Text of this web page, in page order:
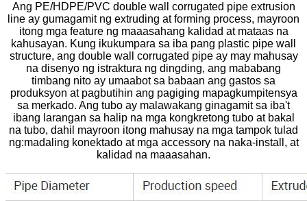
Ang PE/HDPE/PVC double wall corrugated pipe extrusion
line ay gumagamit ng extruding at forming process, mayroon
itong mga feature ng maaasahang kalidad at mataas na
kahusayan. Kung ikukumpara sa iba pang plastic pipe wall
structure, ang double wall corrugated pipe ay may mahusay
na disenyo ng istraktura ng dingding, ang mababang
timbang nito ay umaabot sa babaan ang gastos sa
produksyon at pagbutihin ang pagiging mapagkumpitensya
sa merkado. Ang tubo ay malawakang ginagamit sa iba't
ibang larangan sa halip na mga kongkretong tubo at bakal
na tubo, dahil mayroon itong mahusay na mga tampok tulad
ng:madaling konektado at mga accessory na naka-install, at
kalidad na maaasahan.